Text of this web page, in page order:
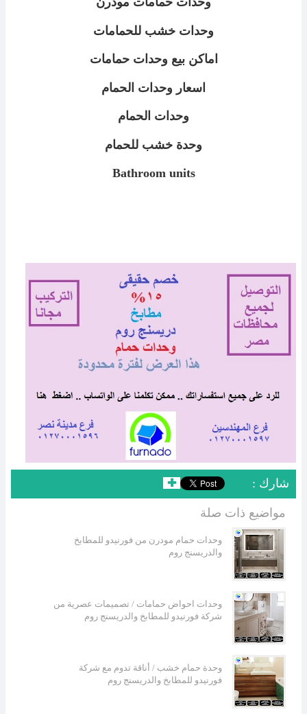
وحدات خشب للحمامات
اماكن بيع وحدات حمامات
اسعار وحدات الحمام
وحدات الحمام
وحدة خشب للحمام
Bathroom units
: شارك ✚
مواضيع ذات صلة
وحدات حمام مودرن من فورنيدو للمطابخ
والدريسنج روم
وحدات احواض حمامات / تصميمات عصرية من
شركة فورنيدو للمطابخ والدريسنج روم
وحدة حمام خشب / أناقة تدوم مع شركة
فورنيدو للمطابخ والدريسنج روم